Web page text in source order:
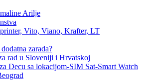
Arilje
Vito, Viano, Krafter, LT
zarada?
rad u Sloveniji i Hrvatskoj
Decu sa lokacijom-SIM Sat-Smart Watch